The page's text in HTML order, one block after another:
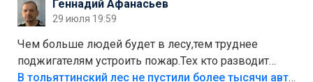
лежала в парке и испортилась.Да еще,видимо,часть
украли.
Геннадий Афанасьев
29 июля 19:59
Чем больше людей будет в лесу,тем труднее
поджигателям устроить пожар.Тех кто разводит
костры,тех надо безбожно штрафовать.Камер полно
В тольяттинский лес не пустили более тысячи автомобилей